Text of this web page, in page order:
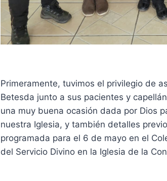
Primeramente, tuvimos el privilegio de
Betesda junto a sus pacientes y
una muy buena ocasión dada por Dios
nuestra Iglesia, y también detalles
programada para el 6 de mayo en el
del Servicio Divino en la Iglesia de la